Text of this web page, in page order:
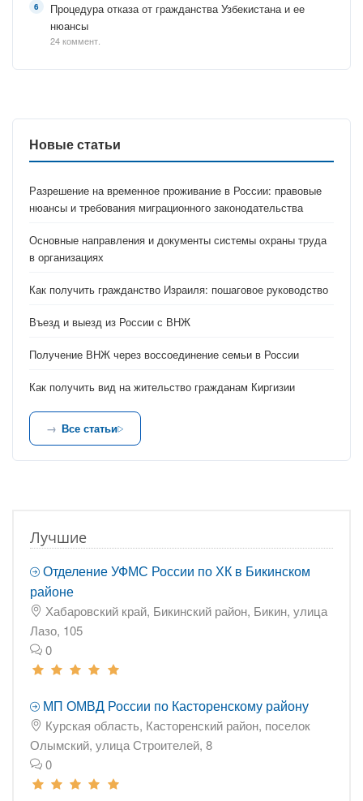
Процедура отказа от гражданства Узбекистана и ее
нюансы
24 коммент.
Новые статьи
Разрешение на временное проживание в России: правовые
нюансы и требования миграционного законодательства
Основные направления и документы системы охраны труда
в организациях
Как получить гражданство Израиля: пошаговое руководство
Въезд и выезд из России с ВНЖ
Получение ВНЖ через воссоединение семьи в России
Как получить вид на жительство гражданам Киргизии
Все статьи
Лучшие
Отделение УФМС России по ХК в Бикинском
районе
Хабаровский край, Бикинский район, Бикин, улица
Лазо, 105
0
МП ОМВД России по Касторенскому району
Курская область, Касторенский район, поселок
Олымский, улица Строителей, 8
0